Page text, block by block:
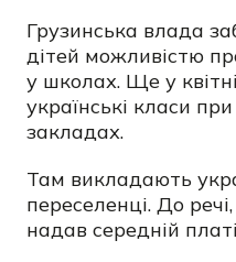
Грузинська влада
дітей можливістю
у школах. Ще у
українські класи
закладах.
Там викладають
переселенці. До
надав середній